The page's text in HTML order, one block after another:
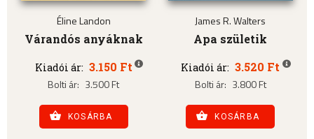
Éline Landon
Várandós anyáknak
Kiadói ár: 3.150 Ft
Bolti ár: 3.500 Ft
KOSÁRBA
James R. Walters
Apa születik
Kiadói ár: 3.520 Ft
Bolti ár: 3.800 Ft
KOSÁRBA